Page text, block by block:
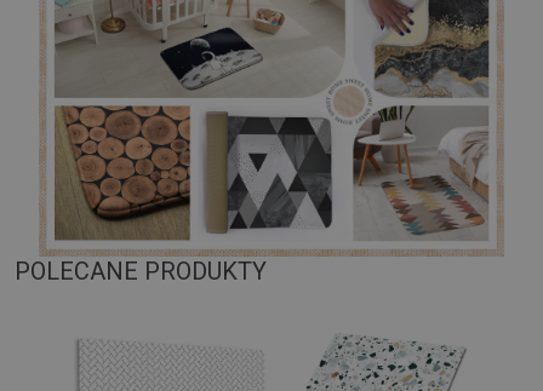
POLECANE PRODUKTY